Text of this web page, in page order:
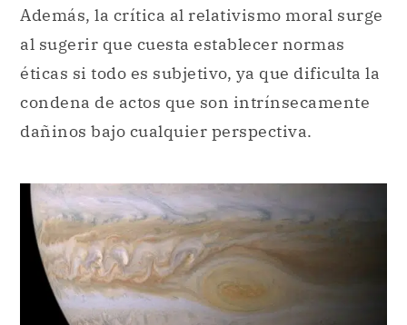
Además, la crítica al relativismo moral surge
al sugerir que cuesta establecer normas
éticas si todo es subjetivo, ya que dificulta la
condena de actos que son intrínsecamente
dañinos bajo cualquier perspectiva.